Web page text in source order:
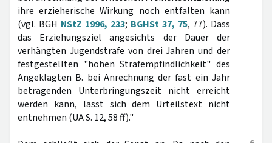
ihre erzieherische Wirkung noch entfalten kann
(vgl. BGH NStZ 1996, 233; BGHSt 37, 75, 77). Dass
das Erziehungsziel angesichts der Dauer der
verhängten Jugendstrafe von drei Jahren und der
festgestellten "hohen Strafempfindlichkeit" des
Angeklagten B. bei Anrechnung der fast ein Jahr
betragenden Unterbringungszeit nicht erreicht
werden kann, lässt sich dem Urteilstext nicht
entnehmen (UA S. 12, 58 ff)."